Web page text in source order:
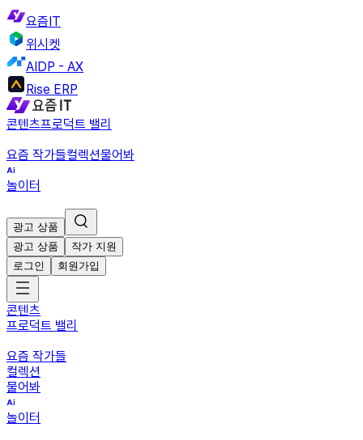
요즘IT
위시켓
AIDP - AX
Rise ERP
콘텐츠프로덕트 밸리
요즘 작가들컬렉션물어봐
놀이터
광고 상품
광고 상품
작가 지원
로그인
회원가입
콘텐츠
프로덕트 밸리
요즘 작가들
컬렉션
물어봐
놀이터